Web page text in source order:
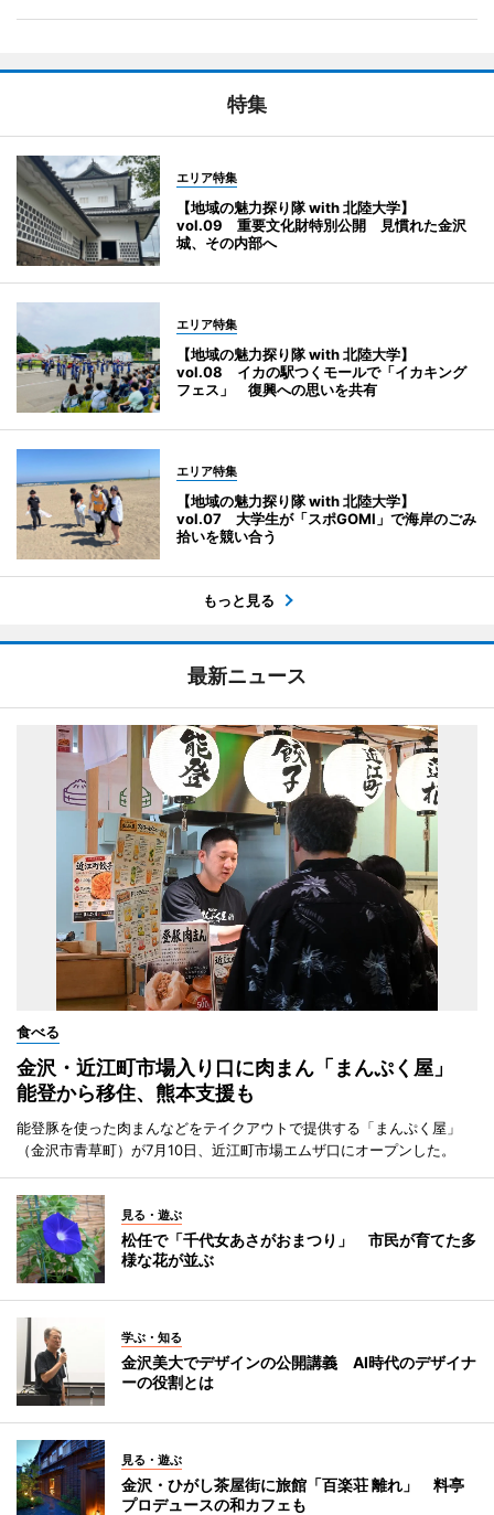
特集
エリア特集
【地域の魅力探り隊 with 北陸大学】
vol.09 重要文化財特別公開 見慣れた金沢
城、その内部へ
エリア特集
【地域の魅力探り隊 with 北陸大学】
vol.08 イカの駅つくモールで「イカキング
フェス」 復興への思いを共有
エリア特集
【地域の魅力探り隊 with 北陸大学】
vol.07 大学生が「スポGOMI」で海岸のごみ
拾いを競い合う
もっと見る
最新ニュース
食べる
金沢・近江町市場入り口に肉まん「まんぷく屋」
能登から移住、熊本支援も
能登豚を使った肉まんなどをテイクアウトで提供する「まんぷく屋」
（金沢市青草町）が7月10日、近江町市場エムザ口にオープンした。
見る・遊ぶ
松任で「千代女あさがおまつり」 市民が育てた多
様な花が並ぶ
学ぶ・知る
金沢美大でデザインの公開講義 AI時代のデザイナ
ーの役割とは
見る・遊ぶ
金沢・ひがし茶屋街に旅館「百楽荘 離れ」 料亭
プロデュースの和カフェも